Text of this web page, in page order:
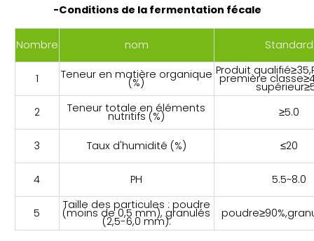
-Conditions de la fermentation fécale
Nombre nom Standard
1 Teneur en matière organique
(%)
Produit
première
2
Teneur totale en éléments
nutritifs (%) ≥5.0
3 Taux d'humidité (%) ≤20
4 PH 5.5~8.0
5
Taille des particules : poudre
(moins de 0,5 mm), granulés
(2,5-6,0 mm).